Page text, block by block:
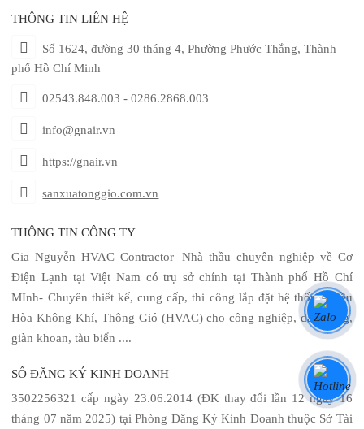
- Tăng khả năng khử ẩm 25%.
- Bo mạch chịu được điện áp thay
đổi và dàn tản nhiệt chống ăn mòn
THÔNG TIN LIÊN HỆ
Số 1624, đường 30 tháng 4, Phường Phước Thắng, Thành
phố Hồ Chí Minh
02543.848.003 - 0286.2868.003
info@gnair.vn
https://gnair.vn
sanxuatonggio.com.vn
THÔNG TIN CÔNG TY
Gia Nguyễn HVAC Contractor| Nhà thầu chuyên nghiệp về Cơ
Điện Lạnh tại Việt Nam có trụ sở chính tại Thành phố Hồ Chí
MInh- Chuyên thiết kế, cung cấp, thi công lắp đặt hệ thống Điều
Hòa Không Khí, Thông Gió (HVAC) cho công nghiệp, dân dụng,
giàn khoan, tàu biển ....
SỐ ĐĂNG KÝ KINH DOANH
3502256321 cấp ngày 23.06.2014 (ĐK thay đổi lần 12 ngày 16
tháng 07 năm 2025) tại Phòng Đăng Ký Kinh Doanh thuộc Sở Tài